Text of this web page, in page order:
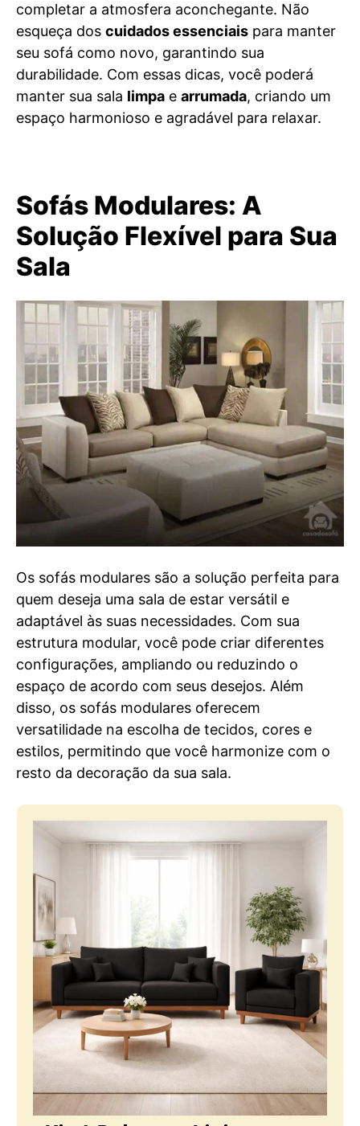
completar a atmosfera aconchegante. Não
esqueça dos cuidados essenciais para manter
seu sofá como novo, garantindo sua
durabilidade. Com essas dicas, você poderá
manter sua sala limpa e arrumada, criando um
espaço harmonioso e agradável para relaxar.
Sofás Modulares: A
Solução Flexível para Sua
Sala
Os sofás modulares são a solução perfeita para
quem deseja uma sala de estar versátil e
adaptável às suas necessidades. Com sua
estrutura modular, você pode criar diferentes
configurações, ampliando ou reduzindo o
espaço de acordo com seus desejos. Além
disso, os sofás modulares oferecem
versatilidade na escolha de tecidos, cores e
estilos, permitindo que você harmonize com o
resto da decoração da sua sala.